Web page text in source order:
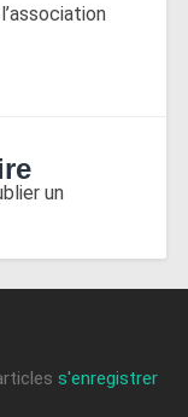
un
s'enregistrer